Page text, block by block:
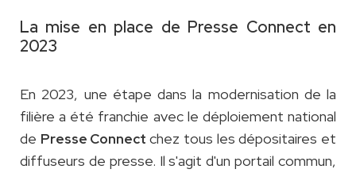
La mise en place de Presse Connect en
2023
En 2023, une étape dans la modernisation de la
filière a été franchie avec le déploiement national
de Presse Connectchez tous les dépositaires et
diffuseurs de presse. Il s'agit d'un portail commun,